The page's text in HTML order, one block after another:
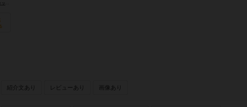
Games）
紹介文あり レビューあり 画像あり